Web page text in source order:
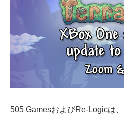
505 GamesおよびRe-Logicは